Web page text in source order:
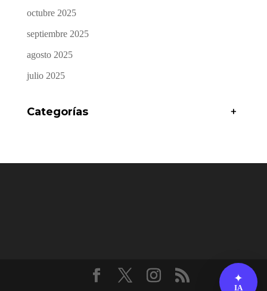
octubre 2025
septiembre 2025
agosto 2025
julio 2025
Categorías +
✦
IA